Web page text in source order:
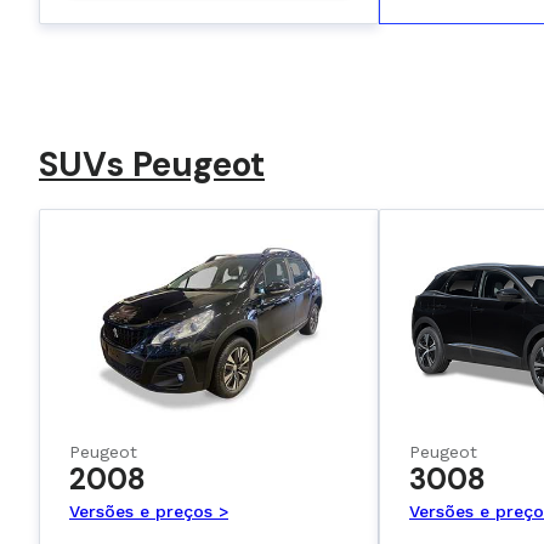
SUVs Peugeot
Peugeot
2008
Versões e preços >
Peugeot
3008
Versões e